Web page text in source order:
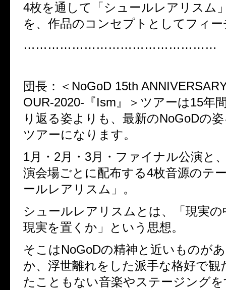
4枚を通して「シュールレアリスム
を、作品のコンセプトとしてフィ
団長：＜ NoGoD 15th
OUR-2020-『Ism』＞ツアーは15年
り返る姿よりも、最新のNoGoDの
ツアーになります。
1月・2月・3月・ファイナル公演と
演会場ごとに配布する4枚音源のテ
ールレアリスム」。
シュールレアリスムとは、「現実
現実を置くか」という思想。
そこはNoGoDの精神と近いものが
か、浮世離れをした派手な格好で観
たこともない音楽やステージング